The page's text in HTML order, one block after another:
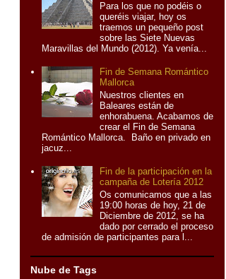
Para los que no podéis o
queréis viajar, hoy os
traemos un pequeño post
sobre las Siete Nuevas
Maravillas del Mundo (2012). Ya venía...
Fin de Semana Romántico
Mallorca
Nuestros clientes en
Baleares están de
enhorabuena. Acabamos de
crear el Fin de Semana
Romántico Mallorca. Baño en privado en
jacuz...
Fin de la participación en la
campaña de Lotería 2012
Os comunicamos que a las
19:00 horas de hoy, 21 de
Diciembre de 2012, se ha
dado por cerrado el proceso
de admisión de participantes para l...
Nube de Tags